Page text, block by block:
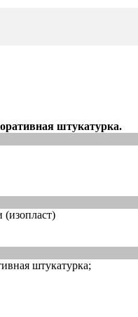
штукатурка.
(изопласт)
штукатурка;